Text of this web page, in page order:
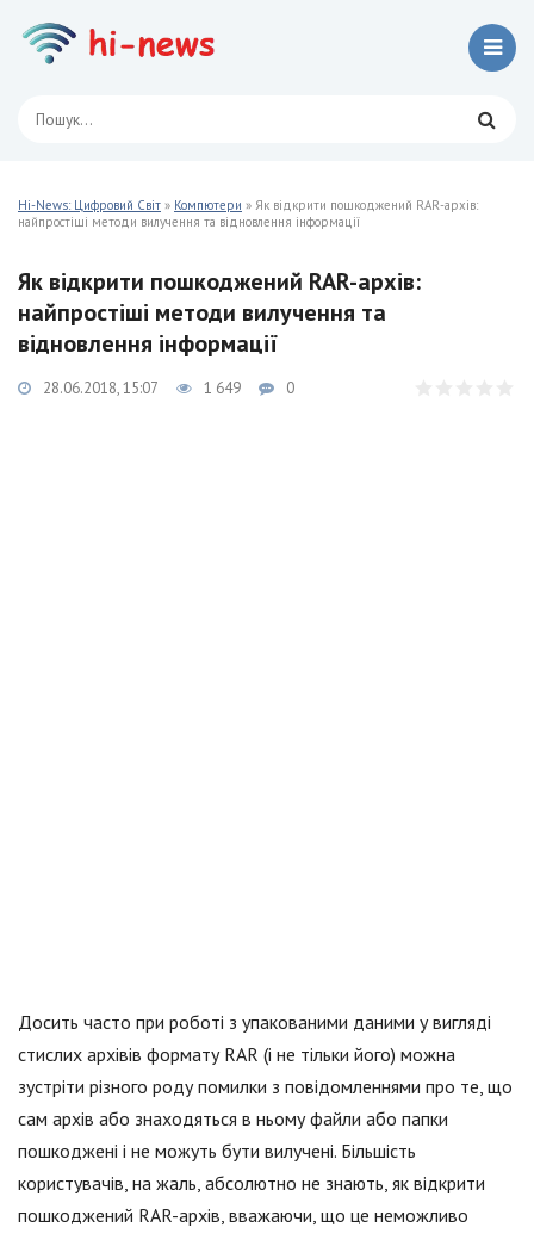
Hi-News: Цифровий Світ » Компютери » Як відкрити пошкоджений RAR-архів:
найпростіші методи вилучення та відновлення інформації
Як відкрити пошкоджений RAR-архів:
найпростіші методи вилучення та
відновлення інформації
28.06.2018, 15:07 1 649 0
Досить часто при роботі з упакованими даними у вигляді
стислих архівів формату RAR (і не тільки його) можна
зустріти різного роду помилки з повідомленнями про те, що
сам архів або знаходяться в ньому файли або папки
пошкоджені і не можуть бути вилучені. Більшість
користувачів, на жаль, абсолютно не знають, як відкрити
пошкоджений RAR-архів, вважаючи, що це неможливо